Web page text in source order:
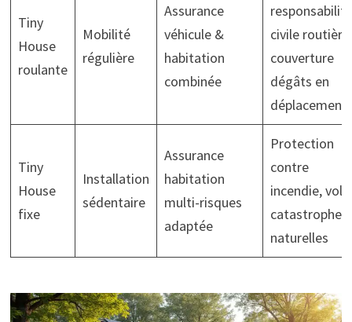
Tiny
House
roulante
Mobilité
régulière
Assurance
véhicule &
habitation
combinée
responsabilité
civile routière,
couverture
dégâts en
déplacement
Tiny
House
fixe
Installation
sédentaire
Assurance
habitation
multi-risques
adaptée
Protection
contre
incendie, vol,
catastrophes
naturelles